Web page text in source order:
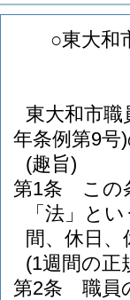
○東大和
東大和市
年条例第9号
(趣旨)
第1条
この
「法」と
間、休日
(1週間の正
第2条
職員